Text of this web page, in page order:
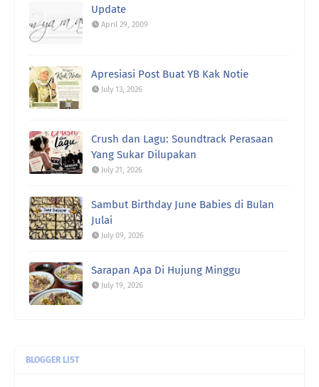
Update
April 29, 2009
Apresiasi Post Buat YB Kak Notie
July 13, 2026
Crush dan Lagu: Soundtrack Perasaan
Yang Sukar Dilupakan
July 21, 2026
Sambut Birthday June Babies di Bulan
Julai
July 09, 2026
Sarapan Apa Di Hujung Minggu
July 19, 2026
BLOGGER LIST